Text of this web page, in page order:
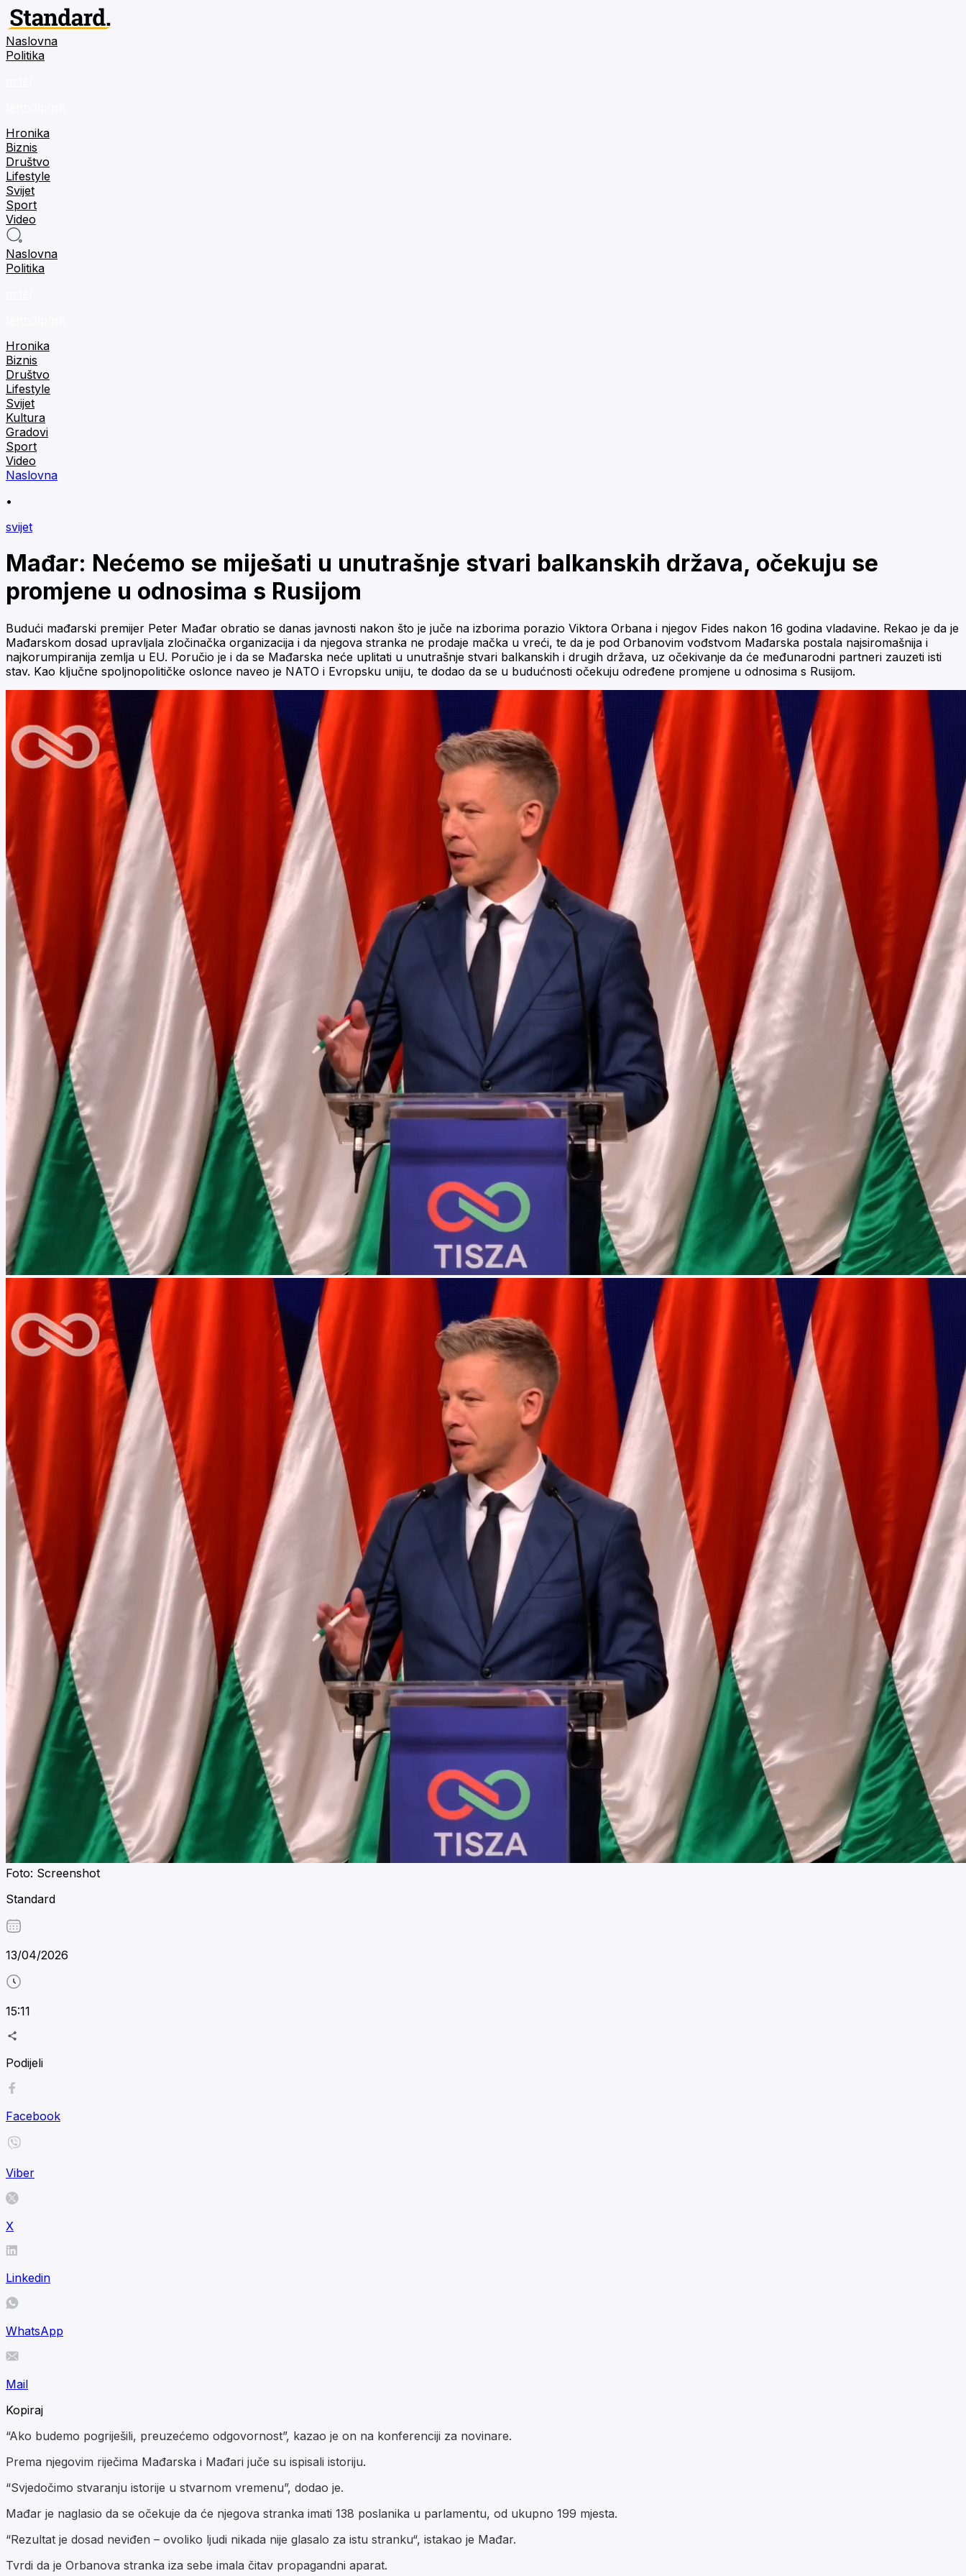
Naslovna
Politika
Hronika
Biznis
Društvo
Lifestyle
Svijet
Sport
Video
Naslovna
Politika
Hronika
Biznis
Društvo
Lifestyle
Svijet
Kultura
Gradovi
Sport
Video
Naslovna
•
svijet
Mađar: Nećemo se miješati u unutrašnje stvari balkanskih država, očekuju se
promjene u odnosima s Rusijom
Budući mađarski premijer Peter Mađar obratio se danas javnosti nakon što je juče na izborima porazio Viktora Orbana i njegov Fides nakon 16 godina vladavine. Rekao je da je
Mađarskom dosad upravljala zločinačka organizacija i da njegova stranka ne prodaje mačka u vreći, te da je pod Orbanovim vođstvom Mađarska postala najsiromašnija i
najkorumpiranija zemlja u EU. Poručio je i da se Mađarska neće uplitati u unutrašnje stvari balkanskih i drugih država, uz očekivanje da će međunarodni partneri zauzeti isti
stav. Kao ključne spoljnopolitičke oslonce naveo je NATO i Evropsku uniju, te dodao da se u budućnosti očekuju određene promjene u odnosima s Rusijom.
Foto: Screenshot
Standard
13/04/2026
15:11
Podijeli
Facebook
Viber
X
Linkedin
WhatsApp
Mail
Kopiraj
“Ako budemo pogriješili, preuzećemo odgovornost”, kazao je on na konferenciji za novinare.
Prema njegovim riječima Mađarska i Mađari juče su ispisali istoriju.
“Svjedočimo stvaranju istorije u stvarnom vremenu”, dodao je.
Mađar je naglasio da se očekuje da će njegova stranka imati 138 poslanika u parlamentu, od ukupno 199 mjesta.
“Rezultat je dosad neviđen – ovoliko ljudi nikada nije glasalo za istu stranku“, istakao je Mađar.
Tvrdi da je Orbanova stranka iza sebe imala čitav propagandni aparat.